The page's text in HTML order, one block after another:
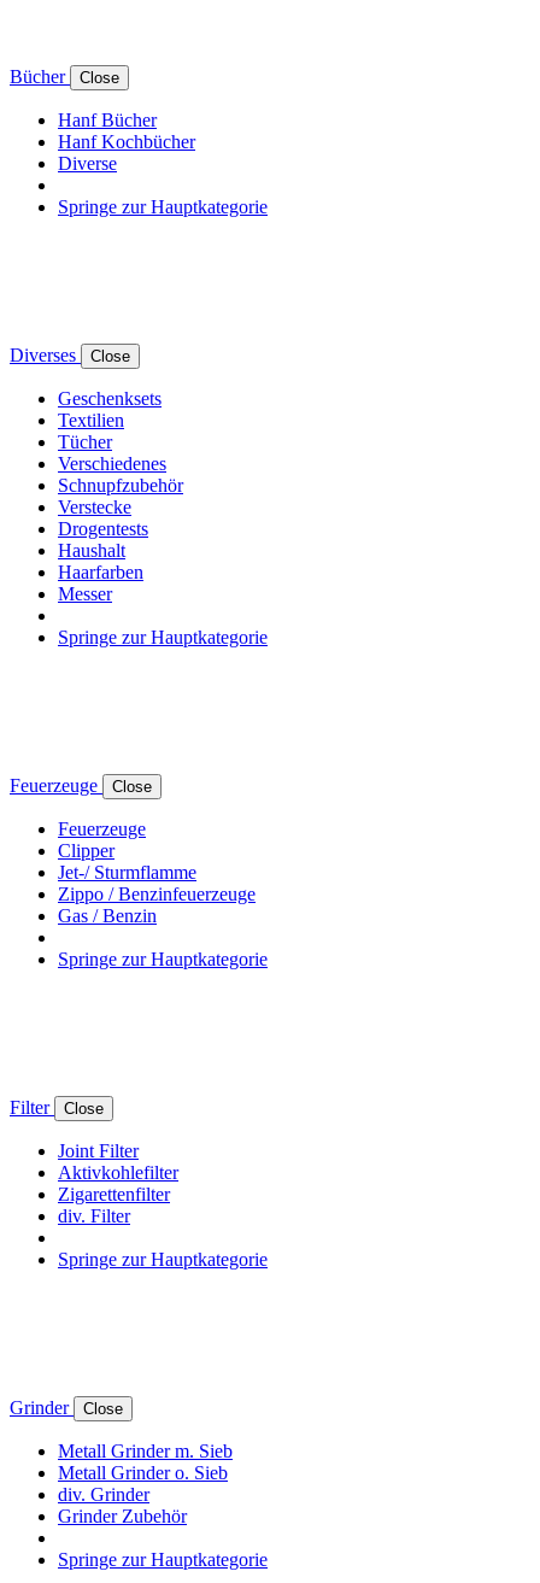
Bücher Close
Hanf Bücher
Hanf Kochbücher
Diverse
Springe zur Hauptkategorie
Diverses Close
Geschenksets
Textilien
Tücher
Verschiedenes
Schnupfzubehör
Verstecke
Drogentests
Haushalt
Haarfarben
Messer
Springe zur Hauptkategorie
Feuerzeuge Close
Feuerzeuge
Clipper
Jet-/ Sturmflamme
Zippo / Benzinfeuerzeuge
Gas / Benzin
Springe zur Hauptkategorie
Filter Close
Joint Filter
Aktivkohlefilter
Zigarettenfilter
div. Filter
Springe zur Hauptkategorie
Grinder Close
Metall Grinder m. Sieb
Metall Grinder o. Sieb
div. Grinder
Grinder Zubehör
Springe zur Hauptkategorie